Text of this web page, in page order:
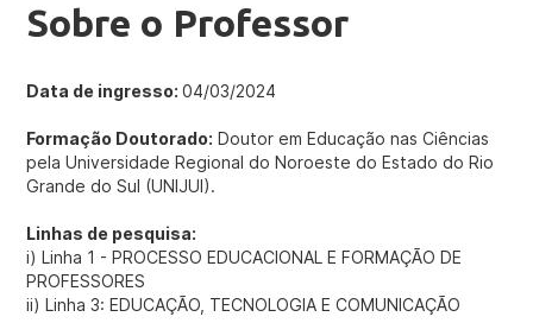
Sobre o Professor
Data de ingresso:04/03/2024
Formação Doutorado: Doutor em Educação nas Ciências
pela Universidade Regional do Noroeste do Estado do Rio
Grande do Sul (UNIJUI).
Linhas de pesquisa:
i) Linha 1 - PROCESSO EDUCACIONAL E FORMAÇÃO DE
PROFESSORES
ii) Linha 3: EDUCAÇÃO, TECNOLOGIA E COMUNICAÇÃO